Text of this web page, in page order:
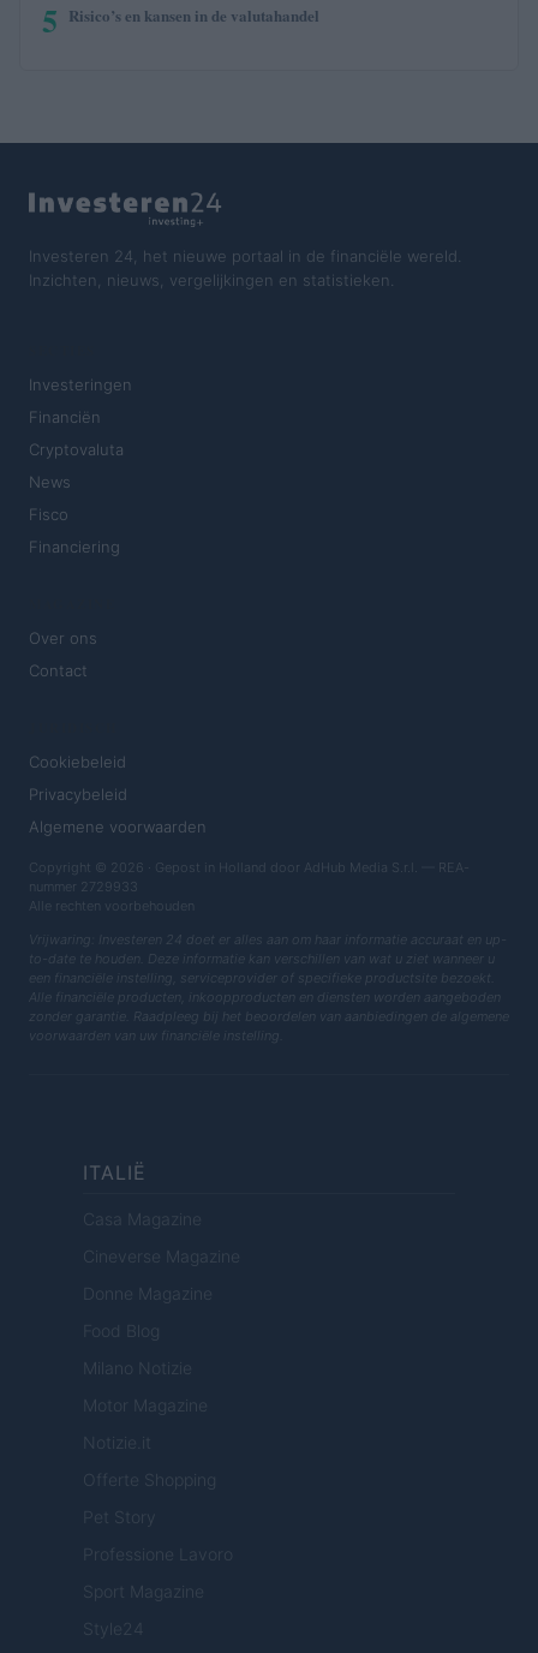
5 Risico’s en kansen in de valutahandel
Investeren 24, het nieuwe portaal in de financiële wereld.
Inzichten, nieuws, vergelijkingen en statistieken.
Investeringen
Financiën
Cryptovaluta
News
Fisco
Financiering
Over ons
Contact
Cookiebeleid
Privacybeleid
Algemene voorwaarden
Copyright © 2026 · Gepost in Holland door AdHub Media S.r.l. — REA-
nummer 2729933
Alle rechten voorbehouden
Vrijwaring: Investeren 24 doet er alles aan om haar informatie accuraat en up-
to-date te houden. Deze informatie kan verschillen van wat u ziet wanneer u
een financiële instelling, serviceprovider of specifieke productsite bezoekt.
Alle financiële producten, inkoopproducten en diensten worden aangeboden
zonder garantie. Raadpleeg bij het beoordelen van aanbiedingen de algemene
voorwaarden van uw financiële instelling.
ITALIË
Casa Magazine
Cineverse Magazine
Donne Magazine
Food Blog
Milano Notizie
Motor Magazine
Notizie.it
Offerte Shopping
Pet Story
Professione Lavoro
Sport Magazine
Style24